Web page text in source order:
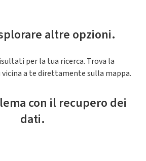
altre opzioni.
per la tua ricerca. Trova la
a te direttamente sulla mappa.
con il recupero dei
dati.